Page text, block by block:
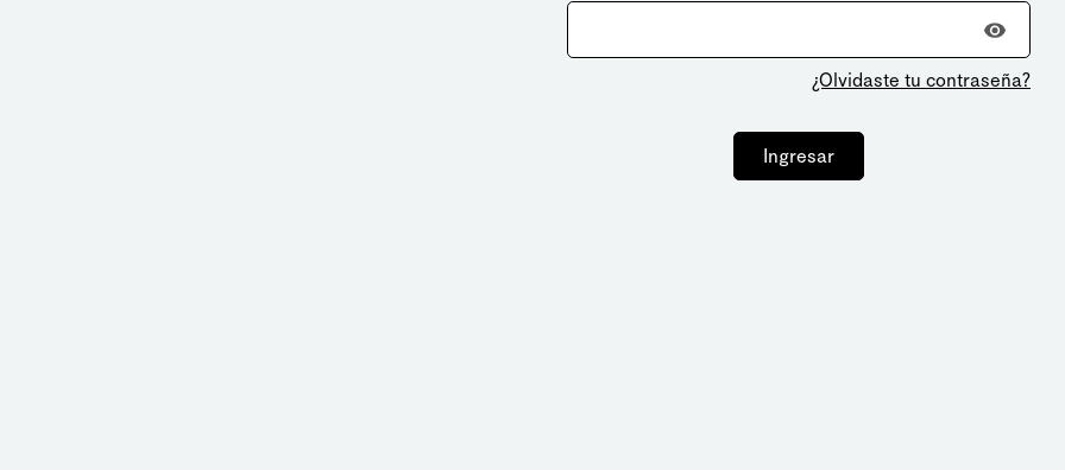
¿Olvidaste tu contraseña?
Ingresar